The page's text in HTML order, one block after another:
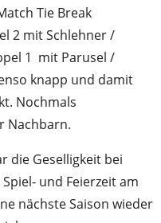
Tie Break
2 mit Schlehner /
1 mit Parusel /
knapp und damit
Nochmals
Nachbarn.
die Geselligkeit bei
und Feierzeit am
nächste Saison wieder